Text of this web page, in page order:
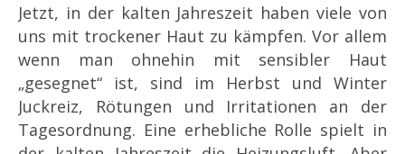
Jetzt, in der kalten Jahreszeit haben viele von
uns mit trockener Haut zu kämpfen. Vor allem
wenn man ohnehin mit sensibler Haut
„gesegnet“ ist, sind im Herbst und Winter
Juckreiz, Rötungen und Irritationen an der
Tagesordnung. Eine erhebliche Rolle spielt in